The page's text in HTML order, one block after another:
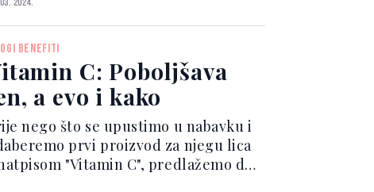
da koristi Lancôme Rénergie
Action noć...
2024.
BENEFITI
C: Poboljšava
a evo i kako
nego što se upustimo u nabavku i
prvi proizvod za njegu lica
"Vitamin C", predlažemo da